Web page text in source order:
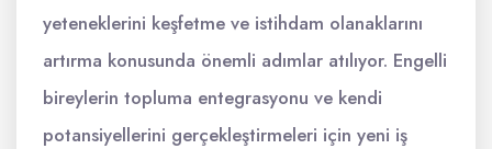
yeteneklerini keşfetme ve istihdam olanaklarını
artırma konusunda önemli adımlar atılıyor. Engelli
bireylerin topluma entegrasyonu ve kendi
potansiyellerini gerçekleştirmeleri için yeni iş